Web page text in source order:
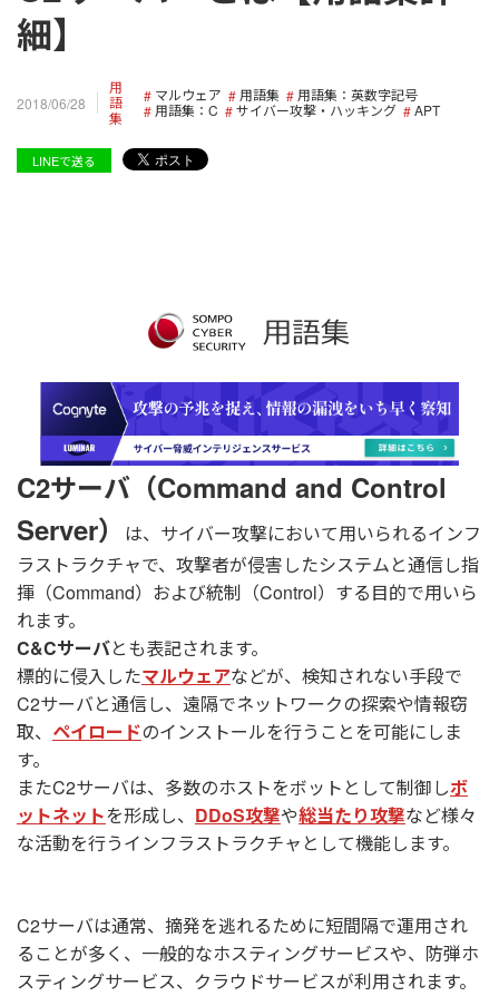
細】
2018/06/28
用
語
集
マルウェア 用語集
用語集：英数字記号
用語集：C
サイバー攻撃・ハッキング APT
LINEで送る
C2サーバ（Command and Control
Server）
は、サイバー攻撃において用いられるインフ
ラストラクチャで、攻撃者が侵害したシステムと通信し指
揮（Command）および統制（Control）する目的で用いら
れます。
C&Cサーバとも表記されます。
標的に侵入したマルウェアなどが、検知されない手段で
C2サーバと通信し、遠隔でネットワークの探索や情報窃
取、 ペイロードのインストールを行うことを可能にしま
す。
またC2サーバは、多数のホストをボットとして制御しボ
ットネットを形成し、 DDoS攻撃や総当たり攻撃など様々
な活動を行うインフラストラクチャとして機能します。
C2サーバは通常、摘発を逃れるために短間隔で運用され
ることが多く、一般的なホスティングサービスや、防弾ホ
スティングサービス、クラウドサービスが利用されます。